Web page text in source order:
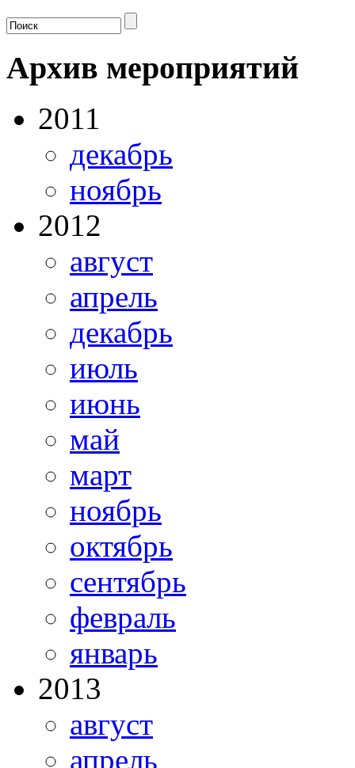
Архив мероприятий
2011
декабрь
ноябрь
2012
август
апрель
декабрь
июль
июнь
май
март
ноябрь
октябрь
сентябрь
февраль
январь
2013
август
апрель